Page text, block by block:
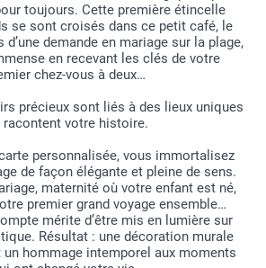
toujours. Cette première étincelle
se sont croisés dans ce petit café, le
d’une demande en mariage sur la plage,
en recevant les clés de votre
chez-vous à deux…
précieux sont liés à des lieux uniques
racontent votre histoire.
personnalisée, vous immortalisez
de façon élégante et pleine de sens.
maternité où votre enfant est né,
premier grand voyage ensemble…
mérite d’être mis en lumière sur
Résultat : une décoration murale
hommage intemporel aux moments